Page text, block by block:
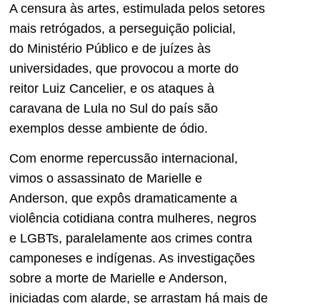
A censura às artes, estimulada pelos setores
mais retrógados, a perseguição policial,
do Ministério Público e de juízes às
universidades, que provocou a morte do
reitor Luiz Cancelier, e os ataques à
caravana de Lula no Sul do país são
exemplos desse ambiente de ódio.
Com enorme repercussão internacional,
vimos o assassinato de Marielle e
Anderson, que expôs dramaticamente a
violência cotidiana contra mulheres, negros
e LGBTs, paralelamente aos crimes contra
camponeses e indígenas. As investigações
sobre a morte de Marielle e Anderson,
iniciadas com alarde, se arrastam há mais de